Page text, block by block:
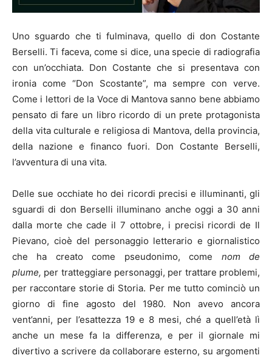
Uno sguardo che ti fulminava, quello di don Costante
Berselli. Ti faceva, come si dice, una specie di radiografia
con un’occhiata. Don Costante che si presentava con
ironia come “Don Scostante”, ma sempre con verve.
Come i lettori de la Voce di Mantova sanno bene abbiamo
pensato di fare un libro ricordo di un prete protagonista
della vita culturale e religiosa di Mantova, della provincia,
della nazione e financo fuori. Don Costante Berselli,
l’avventura di una vita.
Delle sue occhiate ho dei ricordi precisi e illuminanti, gli
sguardi di don Berselli illuminano anche oggi a 30 anni
dalla morte che cade il 7 ottobre, i precisi ricordi de Il
Pievano, cioè del personaggio letterario e giornalistico
che ha creato come pseudonimo, come nom de
plume, per tratteggiare personaggi, per trattare problemi,
per raccontare storie di Storia. Per me tutto cominciò un
giorno di fine agosto del 1980. Non avevo ancora
vent’anni, per l’esattezza 19 e 8 mesi, ché a quell’età lì
anche un mese fa la differenza, e per il giornale mi
divertivo a scrivere da collaborare esterno, su argomenti